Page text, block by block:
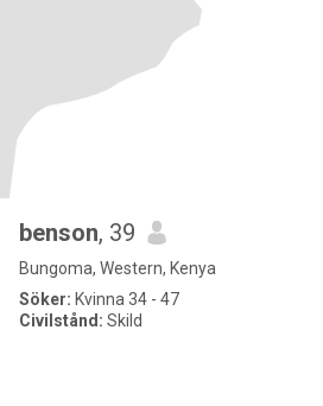
benson, 39
Bungoma, Western, Kenya
Söker: Kvinna 34 - 47
Civilstånd: Skild